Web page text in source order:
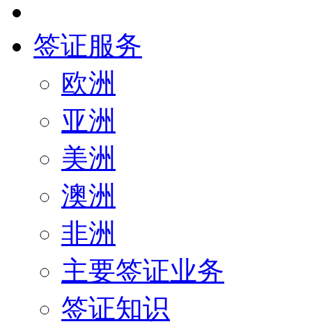
签证服务
欧洲
亚洲
美洲
澳洲
非洲
主要签证业务
签证知识